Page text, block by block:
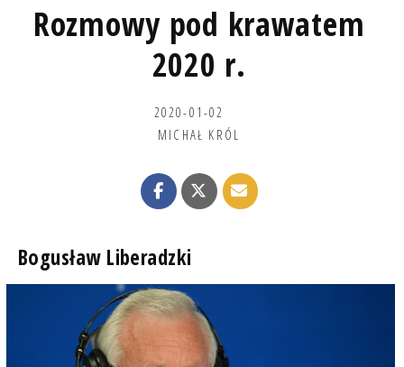
Rozmowy pod krawatem
2020 r.
2020-01-02
MICHAŁ KRÓL
Bogusław Liberadzki